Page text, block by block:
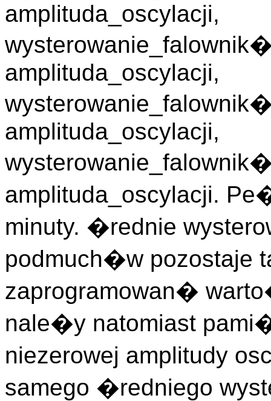
amplituda_oscylacji,
amplituda_oscylacji,
amplituda_oscylacji,
amplituda_oscylacji.
minuty. �rednie
podmuch�w pozostaje
zaprogramowan�
nale�y natomiast
niezerowej amplitudy
samego �redniego